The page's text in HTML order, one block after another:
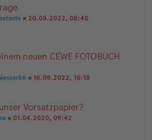
« 20.09.2022, 08:40
neuen CEWE FOTOBUCH
« 16.09.2022, 16:18
Vorsatzpapier?
« 01.04.2020, 09:42